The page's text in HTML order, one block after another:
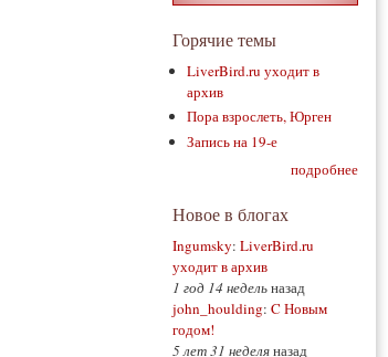
Горячие темы
LiverBird.ru уходит в
архив
Пора взрослеть, Юрген
Запись на 19-е
подробнее
Новое в блогах
Ingumsky: LiverBird.ru
уходит в архив
1 год 14 недельназад
john_houlding: C Новым
годом!
5 лет 31 неделяназад